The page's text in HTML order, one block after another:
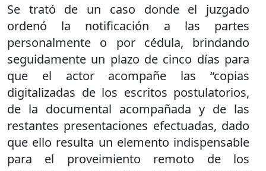
Se trató de un caso donde el juzgado
ordenó la notificación a las partes
personalmente o por cédula, brindando
seguidamente un plazo de cinco días para
que el actor acompañe las “copias
digitalizadas de los escritos postulatorios,
de la documental acompañada y de las
restantes presentaciones efectuadas, dado
que ello resulta un elemento indispensable
para el proveimiento remoto de los